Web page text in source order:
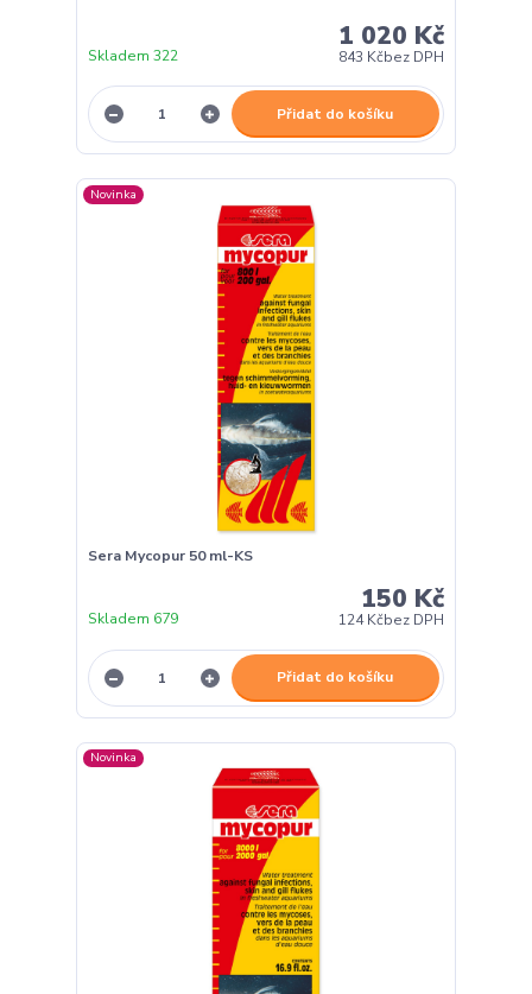
1 020 Kč
843 Kčbez DPH
Skladem 322
Přidat do košíku
Novinka
Sera Mycopur 50 ml-KS
150 Kč
124 Kčbez DPH
Skladem 679
Přidat do košíku
Novinka